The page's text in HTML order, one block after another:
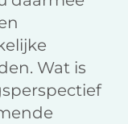
Wat is